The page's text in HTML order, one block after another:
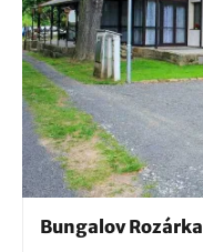
Bungalov Rozárka